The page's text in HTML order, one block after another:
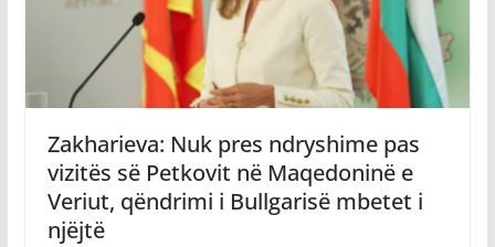
Zakharieva: Nuk pres ndryshime pas
vizitës së Petkovit në Maqedoninë e
Veriut, qëndrimi i Bullgarisë mbetet i
njëjtë